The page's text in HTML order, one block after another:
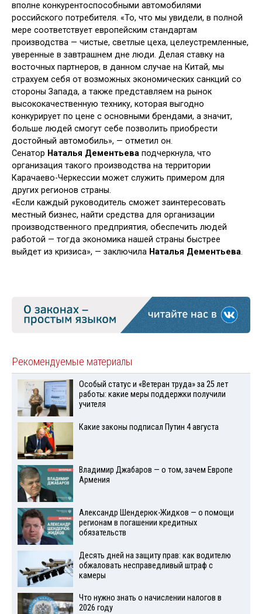
вполне конкурентоспособными автомобилями
российского потребителя. «То, что мы увидели, в полной
мере соответствует европейским стандартам
производства — чистые, светлые цеха, целеустремленные,
уверенные в завтрашнем дне люди. Делая ставку на
восточных партнеров, в данном случае на Китай, мы
страхуем себя от возможных экономических санкций со
стороны Запада, а также представляем на рынок
высококачественную технику, которая выгодно
конкурирует по цене с основными брендами, а значит,
больше людей смогут себе позволить приобрести
достойный автомобиль», — отметил он.
Сенатор Наталья Дементьева подчеркнула, что
организация такого производства на территории
Карачаево-Черкессии может служить примером для
других регионов страны.
«Если каждый руководитель сможет заинтересовать
местный бизнес, найти средства для организации
производственного предприятия, обеспечить людей
работой — тогда экономика нашей страны быстрее
выйдет из кризиса», — заключила Наталья Дементьева.
Рекомендуемые материалы
Особый статус и «Ветеран труда» за 25 лет
работы: какие меры поддержки получили
учителя
Какие законы подписал Путин 4 августа
Владимир Джабаров — о том, зачем Европе
Армения
Александр Шендерюк-Жидков — о помощи
регионам в погашении кредитных
обязательств
Десять дней на защиту прав: как водителю
обжаловать несправедливый штраф с
камеры
Что нужно знать о начислении налогов в
2026 году